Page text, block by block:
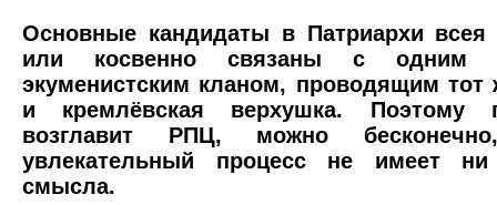
Основные кандидаты в Патриархи
или косвенно связаны с одним
экуменистским кланом, проводящим тот
и кремлёвская верхушка. Поэтому
возглавит РПЦ, можно
увлекательный процесс не имеет ни
смысла.